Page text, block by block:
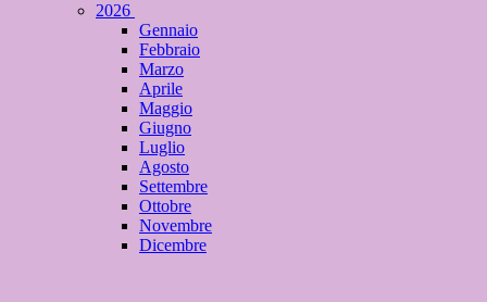
2026
Gennaio
Febbraio
Marzo
Aprile
Maggio
Giugno
Luglio
Agosto
Settembre
Ottobre
Novembre
Dicembre